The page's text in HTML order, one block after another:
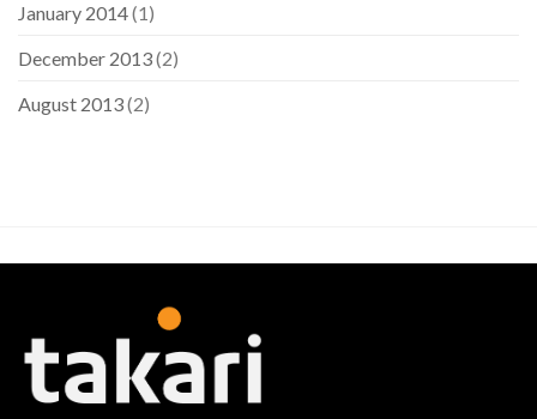
January 2014(1)
December 2013(2)
August 2013(2)